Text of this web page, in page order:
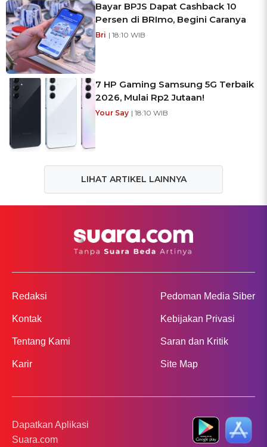
Bayar BPJS Dapat Cashback 10
Persen di BRImo, Begini Caranya
Bri | 18:10 WIB
7 HP Gaming Samsung 5G Terbaik
2026, Mulai Rp2 Jutaan!
Your Say | 18:10 WIB
LIHAT ARTIKEL LAINNYA
Redaksi
Kontak
Tentang Kami
Karir
Pedoman Media Siber
Kebijakan Privasi
Saran dan Kritik
Site Map
Dapatkan Aplikasi
Suara.com